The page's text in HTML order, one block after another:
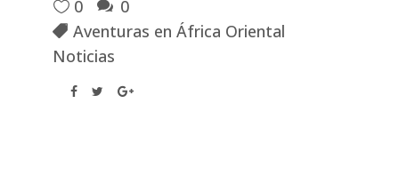
0
0
Aventuras en África Oriental
Noticias